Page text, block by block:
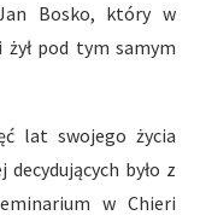
Bosko, który w
pod tym samym
lat swojego życia
było z
w Chieri